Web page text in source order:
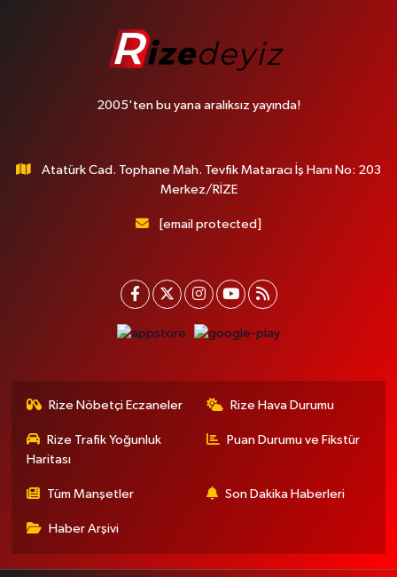
2005'ten bu yana aralıksız yayında!
Atatürk Cad. Tophane Mah. Tevfik Mataracı İş Hanı No: 203
Merkez/RİZE
[email protected]
Rize Nöbetçi Eczaneler Rize Hava Durumu
Rize Trafik Yoğunluk
Haritası
Puan Durumu ve Fikstür
Tüm Manşetler Son Dakika Haberleri
Haber Arşivi